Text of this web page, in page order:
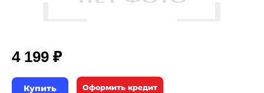
4 199 ₽
Купить Оформить кредит